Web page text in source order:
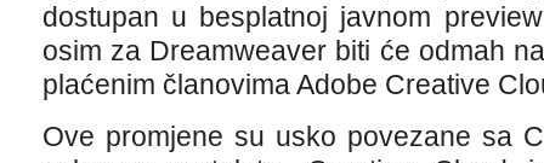
dostupan u besplatnoj javnom
osim za Dreamweaver biti će odmah
plaćenim članovima Adobe Creative
Ove promjene su usko povezane sa